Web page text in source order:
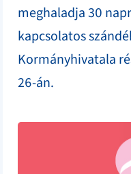
meghaladja 30
kapcsolatos
Kormányhivatala
26-án.